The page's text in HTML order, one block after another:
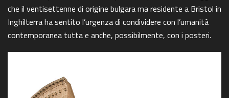
che il ventisettenne di origine bulgara ma residente a Bristol in
Inghilterra ha sentito l’urgenza di condividere con l’umanità
contemporanea tutta e anche, possibilmente, con i posteri.